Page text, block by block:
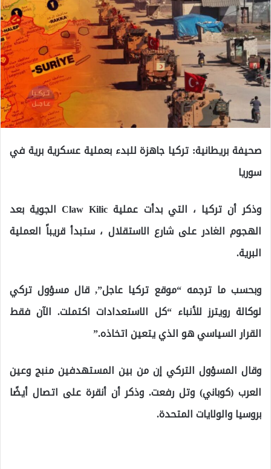
صحيفة بريطانية: تركيا جاهزة للبدء بعملية عسكرية برية في
سوريا
وذكر أن تركيا ، التي بدأت عملية Claw Kilic الجوية بعد
الهجوم الغادر على شارع الاستقلال ، ستبدأ قريباً العملية
البرية.
وبحسب ما ترجمه “موقع تركيا عاجل”, قال مسؤول تركي
لوكالة رويترز للأنباء “كل الاستعدادات اكتملت. الآن فقط
القرار السياسي هو الذي يتعين اتخاذه.”
وقال المسؤول التركي إن من بين المستهدفين منبج وعين
العرب (كوباني) وتل رفعت. وذكر أن أنقرة على اتصال أيضًا
بروسيا والولايات المتحدة.